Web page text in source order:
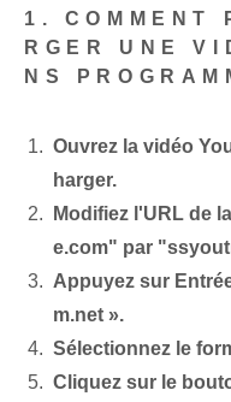
1. COMMENT
RGER UNE
NS
Ouvrez la vidéo
harger.
Modifiez l'URL de
e.com" par
Appuyez sur
m.net ».
Sélectionnez le
Cliquez sur le